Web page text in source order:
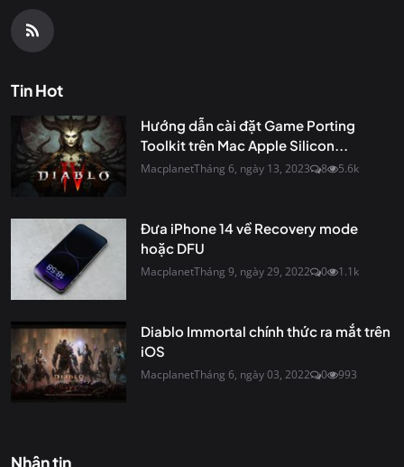
Tin Hot
Hướng dẫn cài đặt Game Porting
Toolkit trên Mac Apple Silicon...
MacplanetTháng 6, ngày 13, 2023 8 5.6k
Đưa iPhone 14 về Recovery mode
hoặc DFU
MacplanetTháng 9, ngày 29, 2022 0 1.1k
Diablo Immortal chính thức ra mắt trên
iOS
MacplanetTháng 6, ngày 03, 2022 0 993
Nhận tin